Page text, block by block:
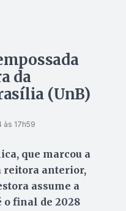
da
(UnB)
às 17h59
que marcou a
reitora anterior,
assume a
o final de 2028